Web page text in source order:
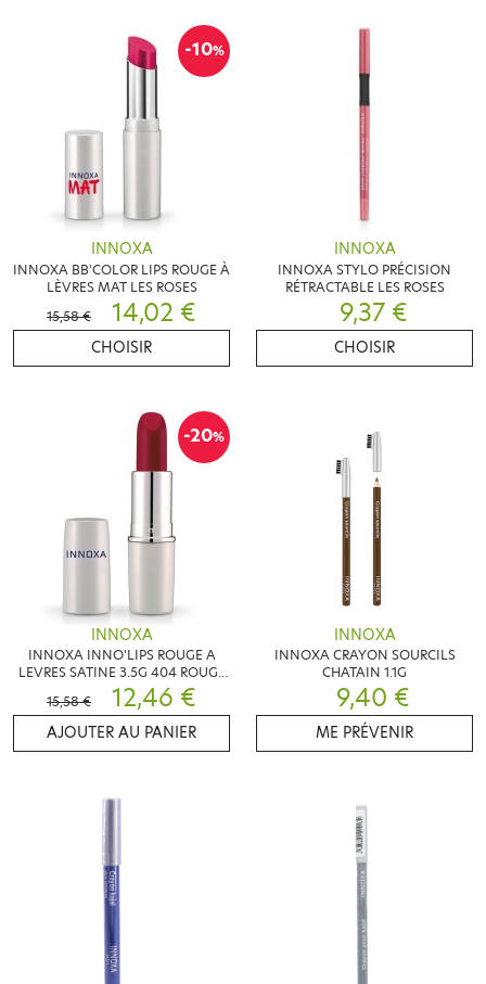
-10%
INNOXA
INNOXA BB'COLOR LIPS ROUGE À
LÈVRES MAT LES ROSES
15,58 €
14,02 €
CHOISIR
INNOXA
INNOXA STYLO PRÉCISION
RÉTRACTABLE LES ROSES
9,37 €
CHOISIR
-20%
INNOXA
INNOXA INNO'LIPS ROUGE A
LEVRES SATINE 3.5G 404 ROUGE
SIENNE
15,58 € 12,46 €
AJOUTER AU PANIER
INNOXA
INNOXA CRAYON SOURCILS
CHATAIN 1.1G
9,40 €
ME PRÉVENIR